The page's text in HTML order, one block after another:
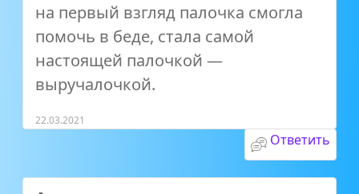
на первый взгляд палочка смогла
помочь в беде, стала самой
настоящей палочкой —
выручалочкой.
22.03.2021
Ответить